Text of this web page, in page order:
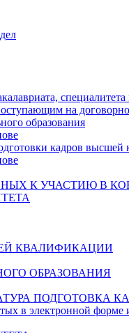
специалитета
на
образования
кадров высшей
К УЧАСТИЮ В
КВАЛИФИКАЦИИ
ОБРАЗОВАНИЯ
ПОДГОТОВКА
в электронной форме